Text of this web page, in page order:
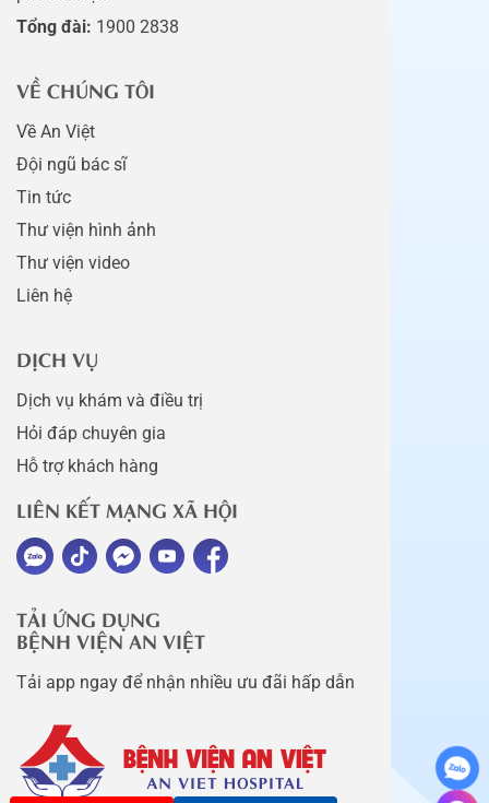
Tổng đài: 1900 2838
VỀ CHÚNG TÔI
Về An Việt
Đội ngũ bác sĩ
Tin tức
Thư viện hình ảnh
Thư viện video
Liên hệ
DỊCH VỤ
Dịch vụ khám và điều trị
Hỏi đáp chuyên gia
Hỗ trợ khách hàng
LIÊN KẾT MẠNG XÃ HỘI
TẢI ỨNG DỤNG
BỆNH VIỆN AN VIỆT
Tải app ngay để nhận nhiều ưu đãi hấp dẫn